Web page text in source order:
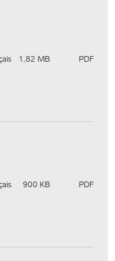
1,82 MB PDF
900 KB PDF